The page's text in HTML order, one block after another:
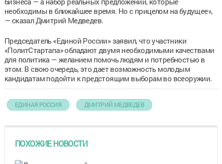
необходимы в ближайшее время. Но с прицелом на будущее»,
— сказал Дмитрий Медведев.
Председатель «Единой России» заявил, что участники
«ПолитСтартапа» обладают двумя необходимыми качествами
для политика — желанием помочь людям и потребностью в
этом. В свою очередь, это дает возможность молодым
кандидатам подойти к предстоящим выборам во всеоружии.
ЕДИНАЯ РОССИЯ ДМИТРИЙ МЕДВЕДЕВ
ПОХОЖИЕ НОВОСТИ